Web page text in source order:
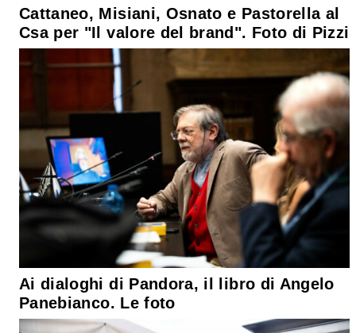
Cattaneo, Misiani, Osnato e Pastorella al
Csa per "Il valore del brand". Foto di Pizzi
Ai dialoghi di Pandora, il libro di Angelo
Panebianco. Le foto